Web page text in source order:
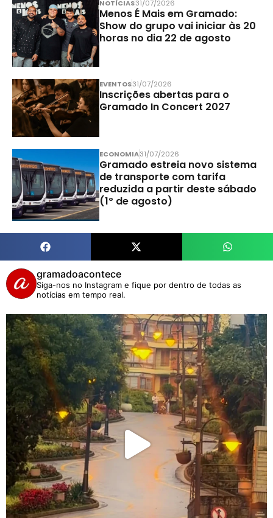
NOTÍCIAS31/07/2026
Menos É Mais em Gramado:
Show do grupo vai iniciar às 20
horas no dia 22 de agosto
EVENTOS31/07/2026
Inscrições abertas para o
Gramado In Concert 2027
ECONOMIA31/07/2026
Gramado estreia novo sistema
de transporte com tarifa
reduzida a partir deste sábado
(1º de agosto)
gramadoacontece
Siga-nos no Instagram e fique por dentro de todas as
notícias em tempo real.